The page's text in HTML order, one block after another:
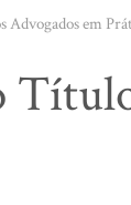
Advogados em